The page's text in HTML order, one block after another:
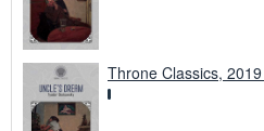
Throne Classics,